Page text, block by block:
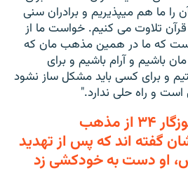
را ما هم میپذیریم و برادران سنی
تلاوت می کنیم. خواست ما از
که ما در همین مذهب مان که
و آرام باشیم و برای
و برای کسی باید مشکل ساز نشود
و راه حلی ندارد."
نزدیکان یک آموزگار ۳۴ از مذهب
گفته اند که پس از تهدید
او دست به خودکشی زد